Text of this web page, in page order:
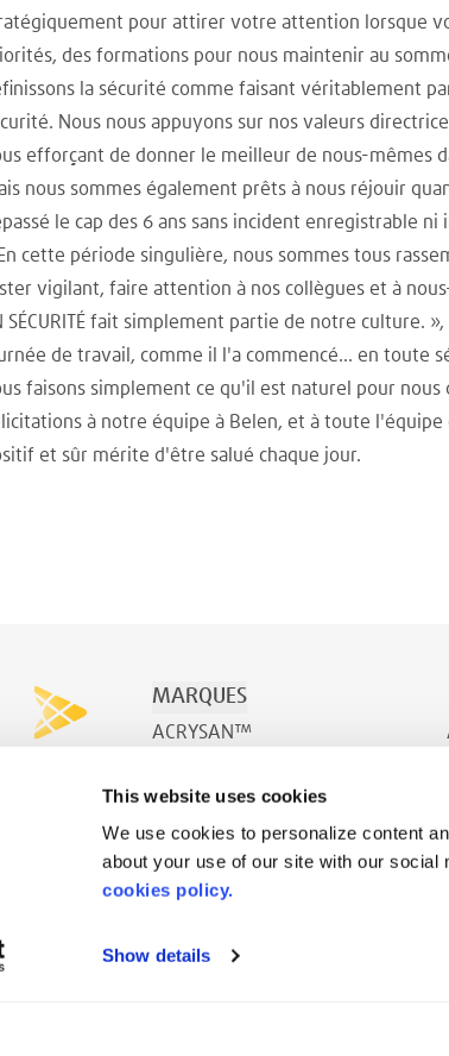
This website uses cookies
We use cookies to personalize content
about your use of our site with our
cookies policy.
Show details
pour attirer votre attention lorsque
des formations pour nous maintenir au
la sécurité comme faisant véritablement
Nous nous appuyons sur nos valeurs
efforçant de donner le meilleur de nous-mêmes
nous sommes également prêts à nous réjouir
le cap des 6 ans sans incident enregistrable
cette période singulière, nous sommes tous
vigilant, faire attention à nos collègues et à
SÉCURITÉ fait simplement partie de notre culture.
de travail, comme il l'a commencé... en toute
faisons simplement ce qu'il est naturel pour nous
à notre équipe à Belen, et à toute
et sûr mérite d'être salué chaque jour.
MARQUES
ACRYSAN™
ACRYSWIM™